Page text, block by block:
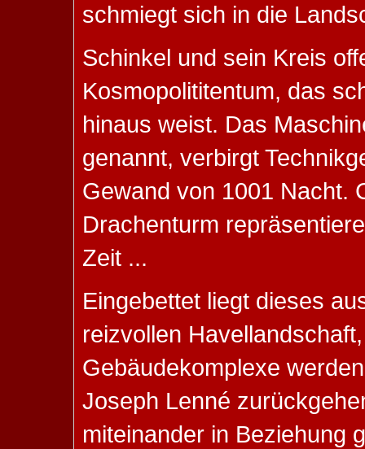
schmiegt sich in die
Schinkel und sein Kreis
Kosmopolititentum, das
hinaus weist. Das
genannt, verbirgt
Gewand von 1001 Nacht.
Drachenturm
Zeit ...
Eingebettet liegt dieses
reizvollen
Gebäudekomplexe
Joseph Lenné
miteinander in Beziehung